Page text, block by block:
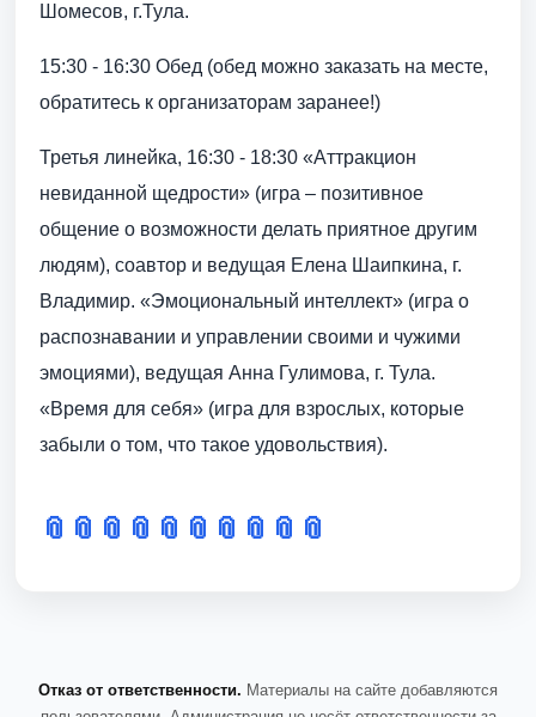
Шомесов, г.Тула.
15:30 - 16:30 Обед (обед можно заказать на месте,
обратитесь к организаторам заранее!)
Третья линейка, 16:30 - 18:30 «Аттракцион
невиданной щедрости» (игра – позитивное
общение о возможности делать приятное другим
людям), соавтор и ведущая Елена Шаипкина, г.
Владимир. «Эмоциональный интеллект» (игра о
распознавании и управлении своими и чужими
эмоциями), ведущая Анна Гулимова, г. Тула.
«Время для себя» (игра для взрослых, которые
забыли о том, что такое удовольствия).
📎 📎 📎 📎 📎 📎 📎 📎 📎 📎
Отказ от ответственности. Материалы на сайте добавляются